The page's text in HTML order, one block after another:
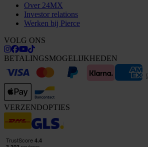
Over 24MX
Investor relations
Werken bij Pierce
VOLG ONS
BETALINGSMOGELIJKHEDEN
VERZENDOPTIES